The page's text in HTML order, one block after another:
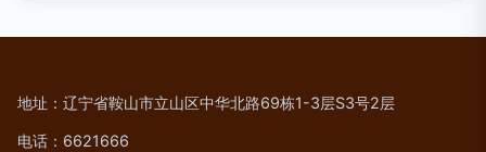
地址：辽宁省鞍山市立山区中华北路69栋1-3层S3号2层
电话：6621666